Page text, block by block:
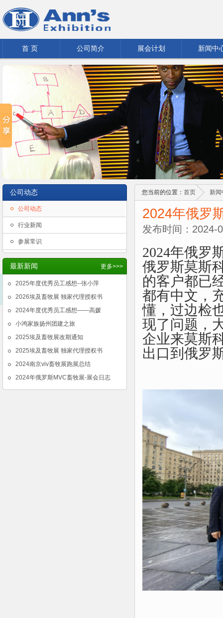
首 页 公司简介 展会计划 新闻中
公司动态
公司动态
行业新闻
参展常识
更多>>>
最新新闻
2025年度优秀员工感想--张小萍
2026埃及畜牧展 独家代理授权书
2024年度优秀员工感想——高媛
小鸿家族扬州团建之旅
2025埃及畜牧展改期通知
2025埃及畜牧展 独家代理授权书
2024南京viv畜牧展跑展总结
2024年俄罗斯MVC畜牧展-展会日志
您当前的位置： 首页 新闻
2024年俄罗
发布时间：2024-
2024年俄罗
俄罗斯莫斯
的客户都已
都有中文，
懂，过边检
现了问题，
企业来莫斯
出口到俄罗